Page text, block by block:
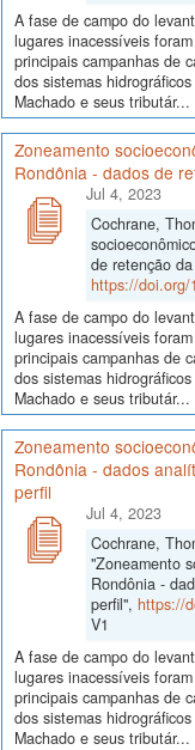
A fase de campo do
lugares inacessíveis
principais campanhas de
dos sistemas
Machado e seus tributár...
Zoneamento
Rondônia - dados de
Jul 4, 2023
Cochrane,
de retenção
https://doi.org/
A fase de campo do
lugares inacessíveis
principais campanhas de
dos sistemas
Machado e seus tributár...
Zoneamento
Rondônia - dados
perfil
Jul 4, 2023
Cochrane,
"Zoneamento
Rondônia -
perfil", https://
V1
A fase de campo do
lugares inacessíveis
principais campanhas de
dos sistemas
Machado e seus tributár...